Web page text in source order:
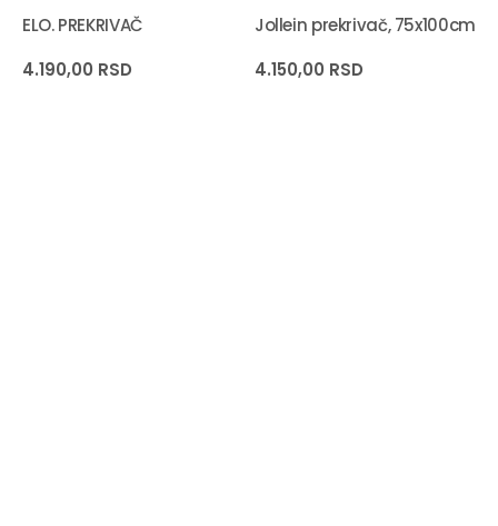
ELO. PREKRIVAČ
4.190,00 RSD
Jollein prekrivač, 75x100cm
4.150,00 RSD